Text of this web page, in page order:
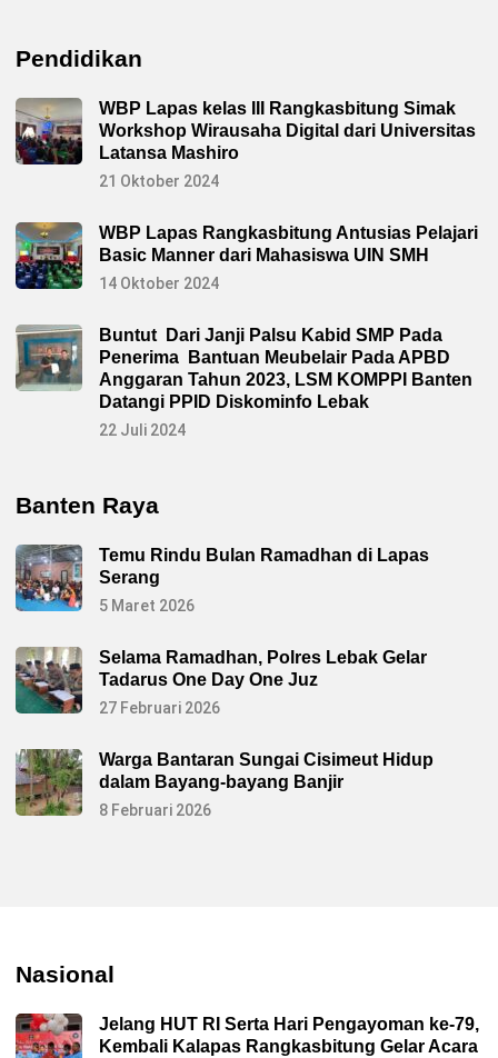
Pendidikan
WBP Lapas kelas III Rangkasbitung Simak
Workshop Wirausaha Digital dari Universitas
Latansa Mashiro
21 Oktober 2024
WBP Lapas Rangkasbitung Antusias Pelajari
Basic Manner dari Mahasiswa UIN SMH
14 Oktober 2024
Buntut Dari Janji Palsu Kabid SMP Pada
Penerima Bantuan Meubelair Pada APBD
Anggaran Tahun 2023, LSM KOMPPI Banten
Datangi PPID Diskominfo Lebak
22 Juli 2024
Banten Raya
Temu Rindu Bulan Ramadhan di Lapas
Serang
5 Maret 2026
Selama Ramadhan, Polres Lebak Gelar
Tadarus One Day One Juz
27 Februari 2026
Warga Bantaran Sungai Cisimeut Hidup
dalam Bayang-bayang Banjir
8 Februari 2026
Nasional
Jelang HUT RI Serta Hari Pengayoman ke-79,
Kembali Kalapas Rangkasbitung Gelar Acara